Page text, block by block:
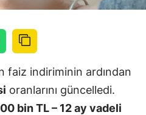
faiz indiriminin ardından
oranlarını güncelledi.
bin TL – 12 ay vadeli